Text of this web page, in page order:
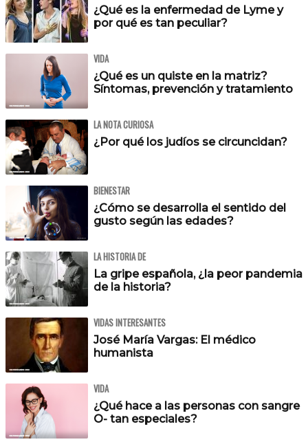
¿Qué es la enfermedad de Lyme y
por qué es tan peculiar?
VIDA
¿Qué es un quiste en la matriz?
Síntomas, prevención y tratamiento
LA NOTA CURIOSA
¿Por qué los judíos se circuncidan?
BIENESTAR
¿Cómo se desarrolla el sentido del
gusto según las edades?
LA HISTORIA DE
La gripe española, ¿la peor pandemia
de la historia?
VIDAS INTERESANTES
José María Vargas: El médico
humanista
VIDA
¿Qué hace a las personas con sangre
O- tan especiales?